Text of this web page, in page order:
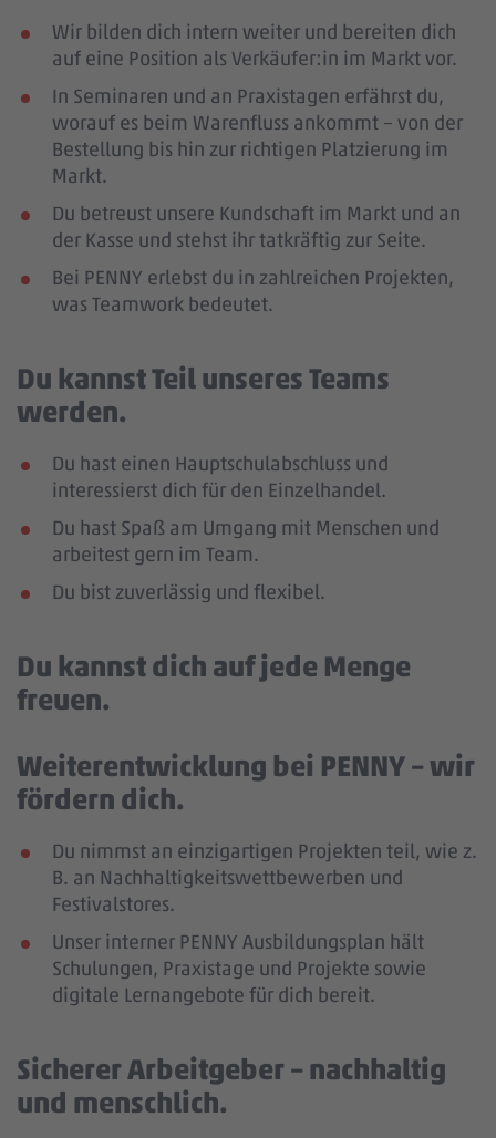
Wir bilden dich intern weiter und bereiten dich
auf eine Position als Verkäufer:in im Markt vor.
In Seminaren und an Praxistagen erfährst du,
worauf es beim Warenfluss ankommt – von der
Bestellung bis hin zur richtigen Platzierung im
Markt.
Du betreust unsere Kundschaft im Markt und an
der Kasse und stehst ihr tatkräftig zur Seite.
Bei PENNY erlebst du in zahlreichen Projekten,
was Teamwork bedeutet.
Du kannst Teil unseres Teams
werden.
Du hast einen Hauptschulabschluss und
interessierst dich für den Einzelhandel.
Du hast Spaß am Umgang mit Menschen und
arbeitest gern im Team.
Du bist zuverlässig und flexibel.
Du kannst dich auf jede Menge
freuen.
Weiterentwicklung bei PENNY – wir
fördern dich.
Du nimmst an einzigartigen Projekten teil, wie z.
B. an Nachhaltigkeitswettbewerben und
Festivalstores.
Unser interner PENNY Ausbildungsplan hält
Schulungen, Praxistage und Projekte sowie
digitale Lernangebote für dich bereit.
Sicherer Arbeitgeber – nachhaltig
und menschlich.